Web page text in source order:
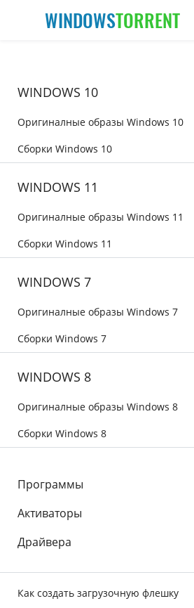
WINDOWSTORRENT
WINDOWS 10
Оригиналные образы Windows 10
Сборки Windows 10
WINDOWS 11
Оригиналные образы Windows 11
Сборки Windows 11
WINDOWS 7
Оригиналные образы Windows 7
Сборки Windows 7
WINDOWS 8
Оригиналные образы Windows 8
Сборки Windows 8
Программы
Активаторы
Драйвера
Как создать загрузочную флешку